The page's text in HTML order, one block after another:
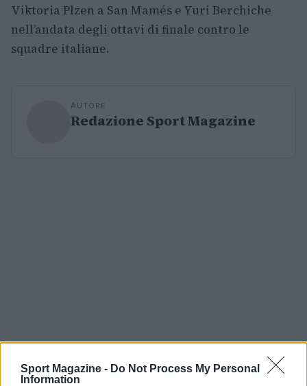
Sport Magazine - Do Not Process My Personal
Information
Viktoria Plzen a San Mamés e Yuri Berchiche
nell’andata degli ottavi di finale contro le
squadre italiane.
AUTORE
Redazione Sport Magazine